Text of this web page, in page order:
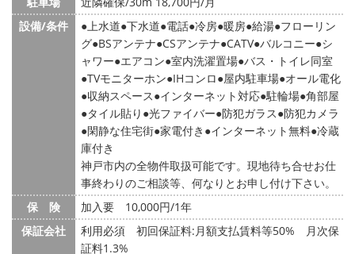
設備/条件
上水道 下水道 電話 冷房 暖房 給湯 フローリン
グ BSアンテナ CSアンテナ CATV バルコニー シ
ャワー エアコン 室内洗濯置場 バス・トイレ同室
TVモニターホン IHコンロ 屋内駐車場 オール電化
収納スペース インターネット対応 駐輪場 角部屋
タイル貼り 光ファイバー 防犯ガラス 防犯カメラ
閑静な住宅街 家電付き インターネット無料 冷蔵
庫付き
神戸市内の全物件取扱可能です。現地待ち合せお仕
事終わりのご相談等、何なりとお申し付け下さい。
保 険
加入要 10,000円/1年
保証会社
利用必須 初回保証料:月額支払賃料等50% 月次保
証料1.3%